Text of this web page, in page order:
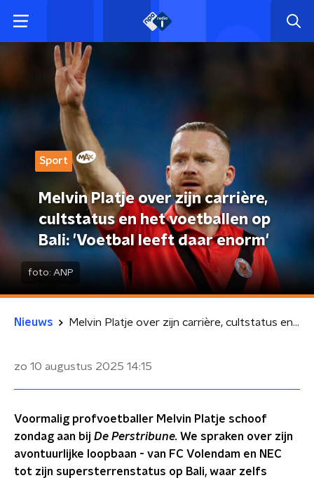
Sport
Melvin Platje over zijn carrière,
cultstatus en het voetballen op
Bali: 'Voetbal leeft daar enorm'
foto: ANP
Nieuws Melvin Platje over zijn carrière, cultstatus en het voetballen op Bali: 'Voetbal leeft daar enorm'
zo 10 augustus 2025 14:15
Voormalig profvoetballer Melvin Platje schoof
zondag aan bij De Perstribune. We spraken over zijn
avontuurlijke loopbaan - van FC Volendam en NEC
tot zijn supersterrenstatus op Bali, waar zelfs